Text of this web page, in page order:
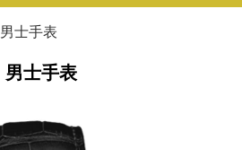
男士手表
男士手表